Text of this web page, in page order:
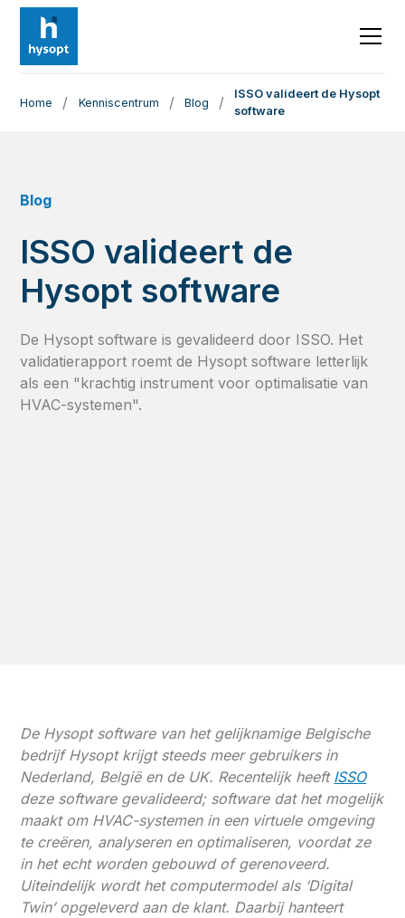
Home / Kenniscentrum / Blog /
ISSO valideert de Hysopt
software
Blog
ISSO valideert de
Hysopt software
De Hysopt software is gevalideerd door ISSO. Het
validatierapport roemt de Hysopt software letterlijk
als een "krachtig instrument voor optimalisatie van
HVAC-systemen".
De Hysopt software van het gelijknamige Belgische
bedrijf Hysopt krijgt steeds meer gebruikers in
Nederland, België en de UK. Recentelijk heeft ISSO
deze software gevalideerd; software dat het mogelijk
maakt om HVAC-systemen in een virtuele omgeving
te creëren, analyseren en optimaliseren, voordat ze
in het echt worden gebouwd of gerenoveerd.
Uiteindelijk wordt het computermodel als ‘Digital
Twin’ opgeleverd aan de klant. Daarbij hanteert